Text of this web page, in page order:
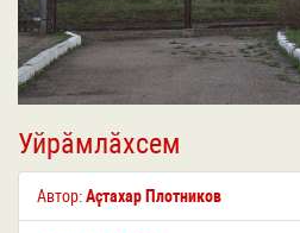
Уйрӑмлӑхсем
Автор:Аҫтахар Плотников